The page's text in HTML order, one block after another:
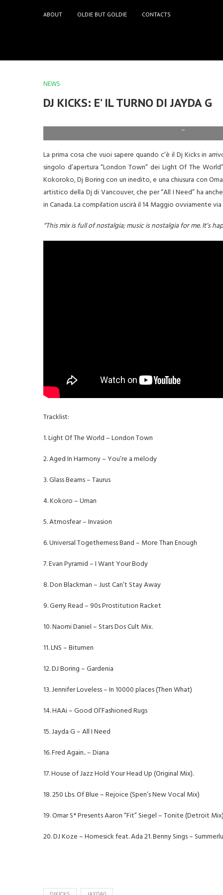
ABOUT OLDIE BUT GOLDIE CONTACTS
NEWS
DJ KICKS: E’ IL TURNO DI JAYDA G
–
La prima cosa che vuoi sapere quando c’è il Dj Kicks in
singolo d’apertura “London Town” dei Light Of The
Kokoroko, Dj Boring con un inedito, e una chiusura con
artistico della Dj di Vancouver, che per “All I Need” ha
in Canada. La compilation uscirà il 14 Maggio ovviamente via
“This mix is full of nostalgia; music is nostalgia for me. It’s
Tracklist:
1. Light Of The World – London Town
2. Aged In Harmony – You’re a melody
3. Glass Beams – Taurus
4. Kokoro – Uman
5. Atmosfear – Invasion
6. Universal Togetherness Band – More Than Enough
7. Evan Pyramid – I Want Your Body
8. Don Blackman – Just Can’t Stay Away
9. Gerry Read – 90s Prostitution Racket
10. Naomi Daniel – Stars Dos Cult Mix.
11. LNS – Bitumen
12. DJ Boring – Gardenia
13. Jennifer Loveless – In 10000 places (Then What)
14. HAAi – Good Ol’Fashioned Rugs
15. Jayda G – All I Need
16. Fred Again.. – Diana
17. House of Jazz Hold Your Head Up (Original Mix).
18. 250 Lbs. Of Blue – Rejoice (Spen’s New Vocal Mix)
19. Omar S* Presents Aaron “Fit” Siegel – Tonite (Detroit Mix)
20. DJ Koze – Homesick feat. Ada 21. Benny Sings –